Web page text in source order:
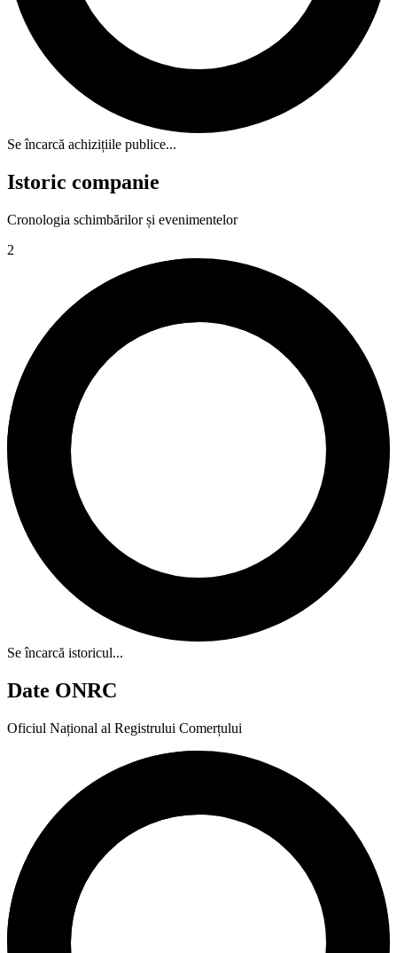
Se încarcă achizițiile publice...
Istoric companie
Cronologia schimbărilor și evenimentelor
2
Se încarcă istoricul...
Date ONRC
Oficiul Național al Registrului Comerțului